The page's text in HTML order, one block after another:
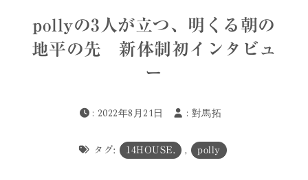
pollyの3人が立つ、明くる朝の
地平の先 新体制初インタビュ
ー
: 2022年8月21日 : 對馬拓
タグ: 14HOUSE. , polly